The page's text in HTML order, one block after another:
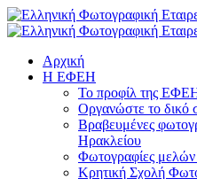
Αρχική
H ΕΦΕΗ
Το προφίλ της
Οργανώστε το δικό
Βραβευμένες
Ηρακλείου
Φωτογραφίες
Κρητική Σχολή